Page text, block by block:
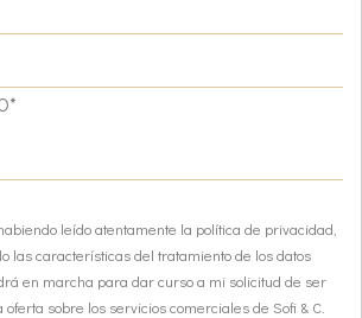
leído atentamente la política de privacidad,
las características del tratamiento de los datos
en marcha para dar curso a mi solicitud de ser
sobre los servicios comerciales de Sofi & C.